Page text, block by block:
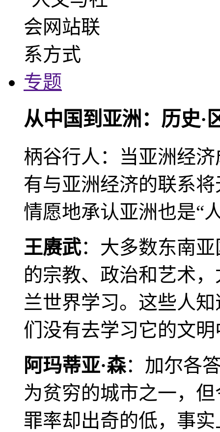
专题
从中国到亚洲：历史·
柄谷行人：当亚洲经
有与亚洲经济的联系
情愿地承认亚洲也是“
王赓武：大多数东南
的宗教、政治和艺术
兰世界学习。这些人
们没有去学习它的文
阿玛蒂亚·森：加尔各
为贫穷的城市之一，
罪率却出奇的低，事